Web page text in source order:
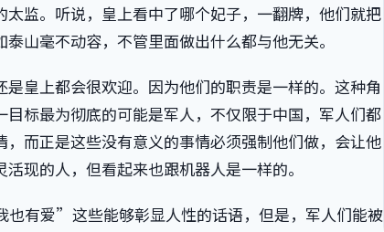
监。听说，皇上看中了哪个妃子，一翻牌，他们就把
山毫不动容，不管里面做出什么都与他无关。
皇上都会很欢迎。因为他们的职责是一样的。这种角
标最为彻底的可能是军人，不仅限于中国，军人们都
而正是这些没有意义的事情必须强制他们做，会让他
现的人，但看起来也跟机器人是一样的。
有爱”这些能够彰显人性的话语，但是，军人们能被